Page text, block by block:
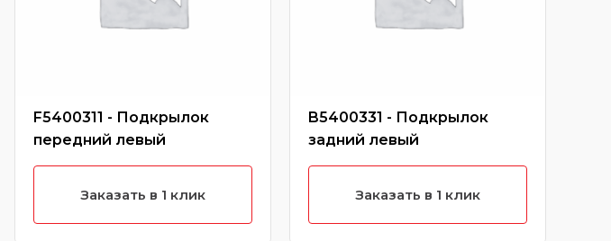
F5400311 - Подкрылок
передний левый
Заказать в 1 клик
B5400331 - Подкрылок
задний левый
Заказать в 1 клик